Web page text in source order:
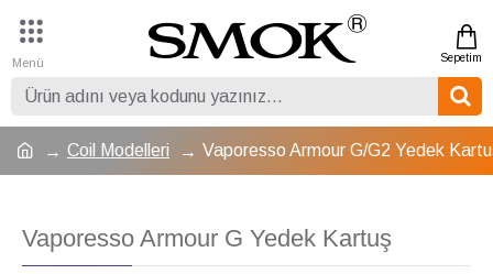
Coil Modelleri Vaporesso Armour G/G2 Yedek
Vaporesso Armour G Yedek Kartuş